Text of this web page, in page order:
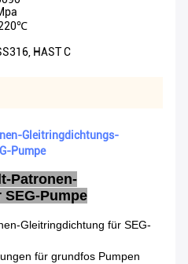
HAST C
Gleitringdichtungs-
Pumpe
Patronen-
Pumpe
Gleitringdichtung für SEG-
für grundfos Pumpen